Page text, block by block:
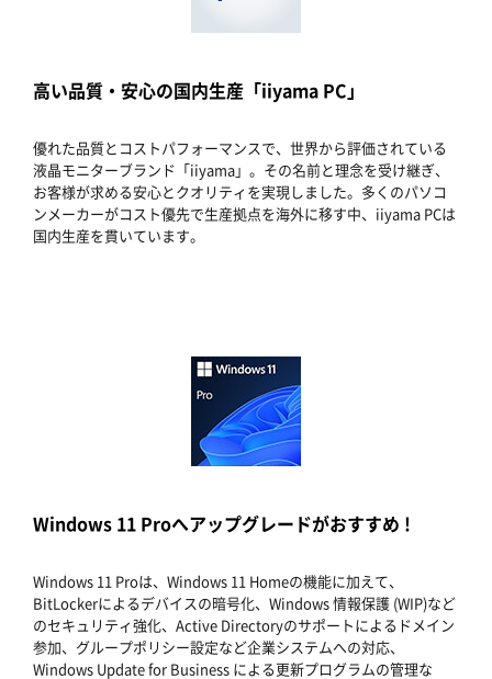
高い品質・安心の国内生産「iiyama PC」
優れた品質とコストパフォーマンスで、世界から評価されている
液晶モニターブランド「iiyama」。その名前と理念を受け継ぎ、
お客様が求める安心とクオリティを実現しました。多くのパソコ
ンメーカーがコスト優先で生産拠点を海外に移す中、iiyama PCは
国内生産を貫いています。
Windows 11 Proへアップグレードがおすすめ !
Windows 11 Proは、Windows 11 Homeの機能に加えて、
BitLockerによるデバイスの暗号化、Windows 情報保護 (WIP)など
のセキュリティ強化、Active Directoryのサポートによるドメイン
参加、グループポリシー設定など企業システムへの対応、
Windows Update for Business による更新プログラムの管理な